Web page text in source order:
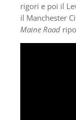
rigori e poi il
il Manchester
Maine Road